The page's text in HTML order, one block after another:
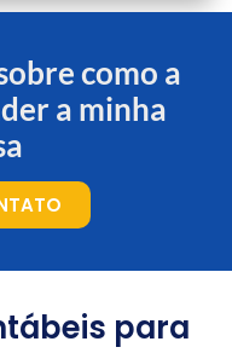
como a
a minha
para